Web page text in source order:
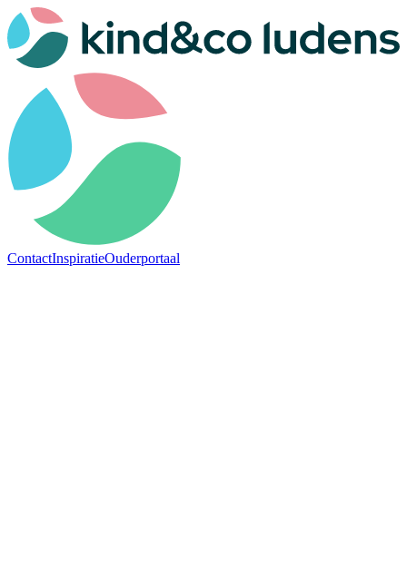
ContactInspiratieOuderportaal